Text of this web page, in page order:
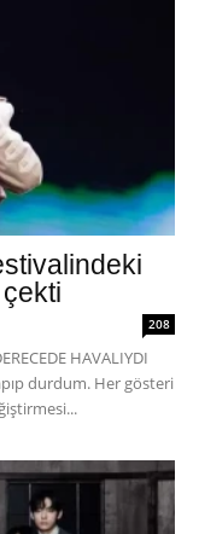
208
HAVALIYDI
durdum. Her gösteri